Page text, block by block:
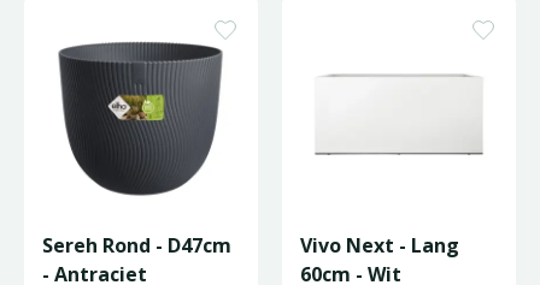
Sereh Rond - D47cm
- Antraciet
Vivo Next - Lang
60cm - Wit